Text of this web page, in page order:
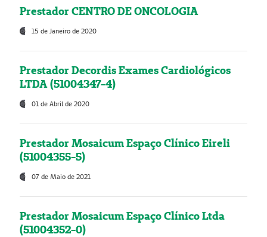
Prestador CENTRO DE ONCOLOGIA
15 de Janeiro de 2020
Prestador Decordis Exames Cardiológicos
LTDA (51004347-4)
01 de Abril de 2020
Prestador Mosaicum Espaço Clínico Eireli
(51004355-5)
07 de Maio de 2021
Prestador Mosaicum Espaço Clínico Ltda
(51004352-0)